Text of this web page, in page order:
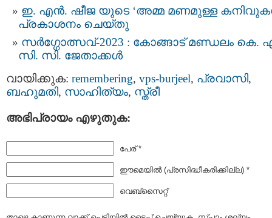
ഇ. എൻ. ഷീജ യുടെ ‘അമ്മ മണമുള്ള
പ്രകാശനം ചെയ്തു
സർഗ്ഗോത്സവ്-2023 : കോങ്ങാട് മണ്ഡലം കെ.
സി. സി. ജേതാക്കൾ
വായിക്കുക: remembering, vps-burjeel, പ്രവാസി,
ബഹുമതി, സാഹിത്യം, സ്ത്രീ
അഭിപ്രായം എഴുതുക:
പേര് *
ഈമെയില്‍ (പ്രസിദ്ധീകരിക്കില്ല) *
വെബ്സൈറ്റ്